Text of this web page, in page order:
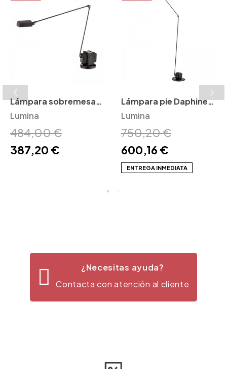
Lámpara sobremesa
Daphine Classic
Lumina
Lumina
484,00 €
387,20 €
Lámpara pie Daphine
Terra Led Lumina
Lumina
750,20 €
600,16 €
ENTREGA INMEDIATA
¿Necesitas ayuda?
Contacta con atención al cliente